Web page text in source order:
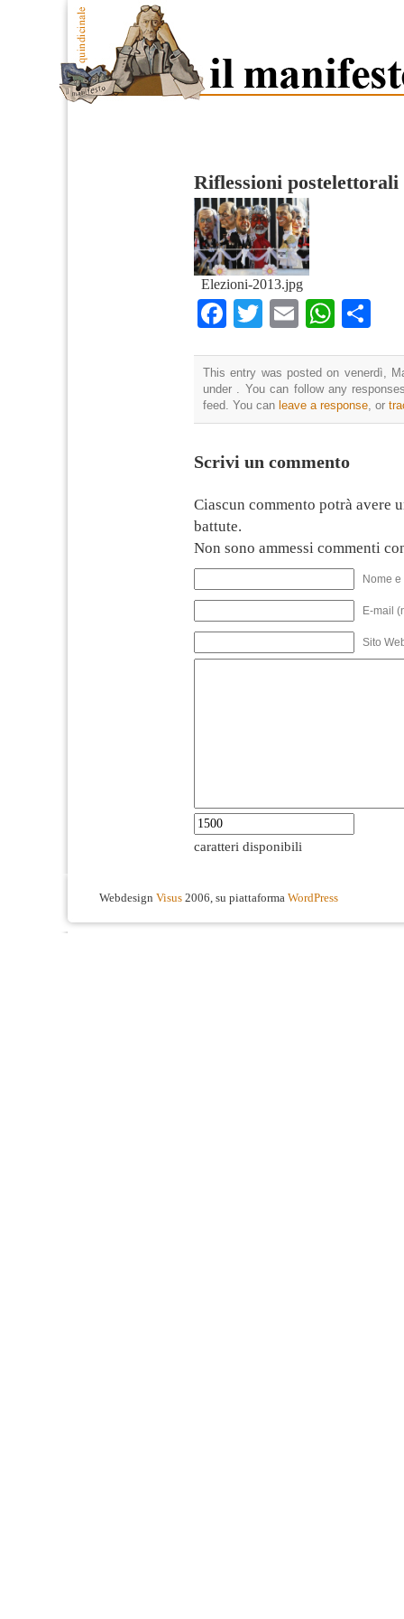
Riflessioni postelettorali
Elezioni-2013.jpg
Facebook
TwitterEmail
This entry was posted on venerdì,
under . You can follow any
feed. You can leave a response, or
Scrivi un commento
Ciascun commento potrà avere
battute.
Non sono ammessi commenti
Nome
E-mail
Sito
caratteri disponibili
Webdesign Visus 2006, su piattaforma WordPress